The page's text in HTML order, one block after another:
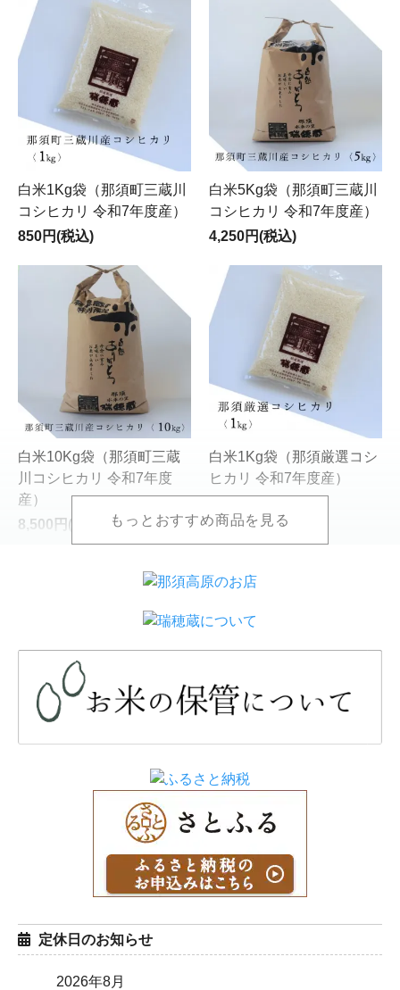
白米1Kg袋（那須町三蔵川
コシヒカリ 令和7年度産）
850円(税込)
白米5Kg袋（那須町三蔵川
コシヒカリ 令和7年度産）
4,250円(税込)
白米10Kg袋（那須町三蔵
川コシヒカリ 令和7年度
産）
8,500円(税込)
白米1Kg袋（那須厳選コシ
ヒカリ 令和7年度産）
白米5Kg袋（那須厳選コシ
ヒカリ 令和7年度産）
4,450円(税込)
白米10Kg袋（那須厳選コ
8,900円(税込)
定休日のお知らせ
2026年8月